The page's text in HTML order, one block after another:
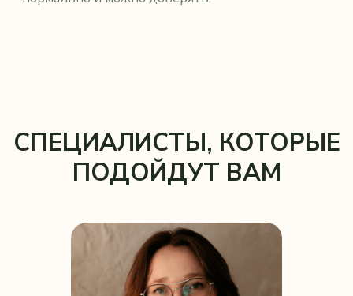
Связаться с нами:
Telegram
ВКонтакте
WhatsApp
ИП Туркина О.О.
ИНН 744811922230